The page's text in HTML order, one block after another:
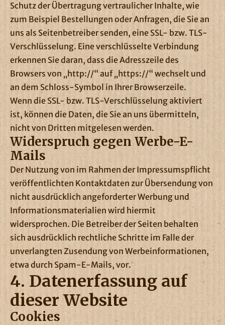
Schutz der Übertragung vertraulicher Inhalte, wie
zum Beispiel Bestellungen oder Anfragen, die Sie an
uns als Seitenbetreiber senden, eine SSL- bzw. TLS-
Verschlüsselung. Eine verschlüsselte Verbindung
erkennen Sie daran, dass die Adresszeile des
Browsers von „http://“ auf „https://“ wechselt und
an dem Schloss-Symbol in Ihrer Browserzeile.
Wenn die SSL- bzw. TLS-Verschlüsselung aktiviert
ist, können die Daten, die Sie an uns übermitteln,
nicht von Dritten mitgelesen werden.
Widerspruch gegen Werbe-E-
Mails
Der Nutzung von im Rahmen der Impressumspflicht
veröffentlichten Kontaktdaten zur Übersendung von
nicht ausdrücklich angeforderter Werbung und
Informationsmaterialien wird hiermit
widersprochen. Die Betreiber der Seiten behalten
sich ausdrücklich rechtliche Schritte im Falle der
unverlangten Zusendung von Werbeinformationen,
etwa durch Spam-E-Mails, vor.
4. Datenerfassung auf
dieser Website
Cookies